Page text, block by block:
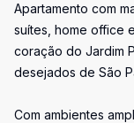
Apartamento com
suítes, home office
coração do Jardim
desejados de São
Com ambientes